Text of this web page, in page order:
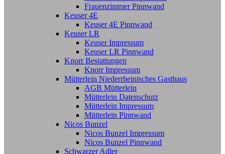
Frauenzimmer Pinnwand
Keuser 4E
Keuser 4E Pinnwand
Keuser LR
Keuser Impressum
Keuser LR Pinnwand
Knorr Bestattungen
Knorr Impressum
Mütterlein Niederrheinisches Gasthaus
AGB Mütterlein
Mütterlein Datenschutz
Mütterlein Impressum
Mütterlein Pinnwand
Nicos Bunzel
Nicos Bunzel Impressum
Nicos Bunzel Pinnwand
Schwarzer Adler